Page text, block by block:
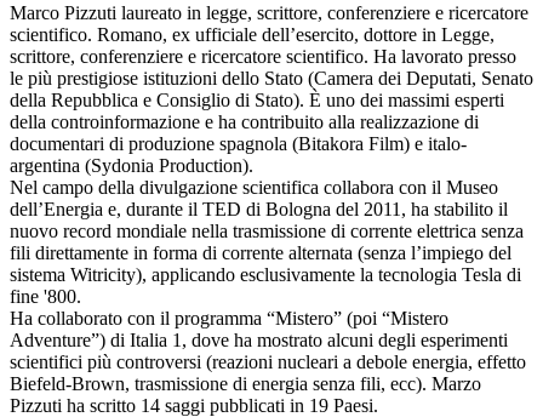
Marco Pizzuti laureato in legge, scrittore, conferenziere e ricercatore
scientifico. Romano, ex ufficiale dell’esercito, dottore in Legge,
scrittore, conferenziere e ricercatore scientifico. Ha lavorato presso
le più prestigiose istituzioni dello Stato (Camera dei Deputati, Senato
della Repubblica e Consiglio di Stato). È uno dei massimi esperti
della controinformazione e ha contribuito alla realizzazione di
documentari di produzione spagnola (Bitakora Film) e italo-
argentina (Sydonia Production).
Nel campo della divulgazione scientifica collabora con il Museo
dell’Energia e, durante il TED di Bologna del 2011, ha stabilito il
nuovo record mondiale nella trasmissione di corrente elettrica senza
fili direttamente in forma di corrente alternata (senza l’impiego del
sistema Witricity), applicando esclusivamente la tecnologia Tesla di
fine '800.
Ha collaborato con il programma “Mistero” (poi “Mistero
Adventure”) di Italia 1, dove ha mostrato alcuni degli esperimenti
scientifici più controversi (reazioni nucleari a debole energia, effetto
Biefeld-Brown, trasmissione di energia senza fili, ecc). Marzo
Pizzuti ha scritto 14 saggi pubblicati in 19 Paesi.